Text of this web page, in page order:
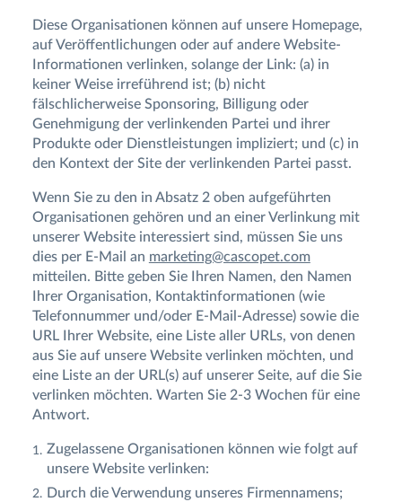
Diese Organisationen können auf unsere Homepage,
auf Veröffentlichungen oder auf andere Website-
Informationen verlinken, solange der Link: (a) in
keiner Weise irreführend ist; (b) nicht
fälschlicherweise Sponsoring, Billigung oder
Genehmigung der verlinkenden Partei und ihrer
Produkte oder Dienstleistungen impliziert; und (c) in
den Kontext der Site der verlinkenden Partei passt.
Wenn Sie zu den in Absatz 2 oben aufgeführten
Organisationen gehören und an einer Verlinkung mit
unserer Website interessiert sind, müssen Sie uns
dies per E-Mail an marketing@cascopet.com
mitteilen. Bitte geben Sie Ihren Namen, den Namen
Ihrer Organisation, Kontaktinformationen (wie
Telefonnummer und/oder E-Mail-Adresse) sowie die
URL Ihrer Website, eine Liste aller URLs, von denen
aus Sie auf unsere Website verlinken möchten, und
eine Liste an der URL(s) auf unserer Seite, auf die Sie
verlinken möchten. Warten Sie 2-3 Wochen für eine
Antwort.
Zugelassene Organisationen können wie folgt auf
unsere Website verlinken:
Durch die Verwendung unseres Firmennamens;